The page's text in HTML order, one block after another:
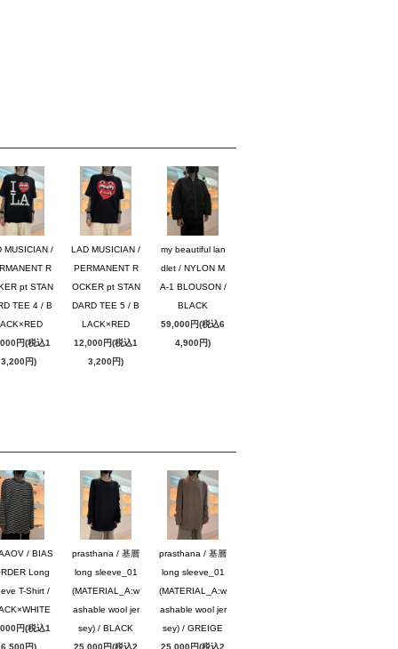
MUSICIAN /
R
pt STAN
TEE 4 / B
円(税込1
3,200円)
LAD MUSICIAN /
PERMANENT R
OCKER pt STAN
DARD TEE 5 / B
LACK×RED
12,000円(税込1
3,200円)
my beautiful lan
dlet / NYLON M
A-1 BLOUSON /
BLACK
59,000円(税込6
4,900円)
/ BIAS
Long
T-Shirt /
円(税込1
6,500円)
prasthana / 基層
long sleeve_01
(MATERIAL_A:w
ashable wool jer
sey) / BLACK
25,000円(税込2
prasthana / 基層
long sleeve_01
(MATERIAL_A:w
ashable wool jer
sey) / GREIGE
25,000円(税込2